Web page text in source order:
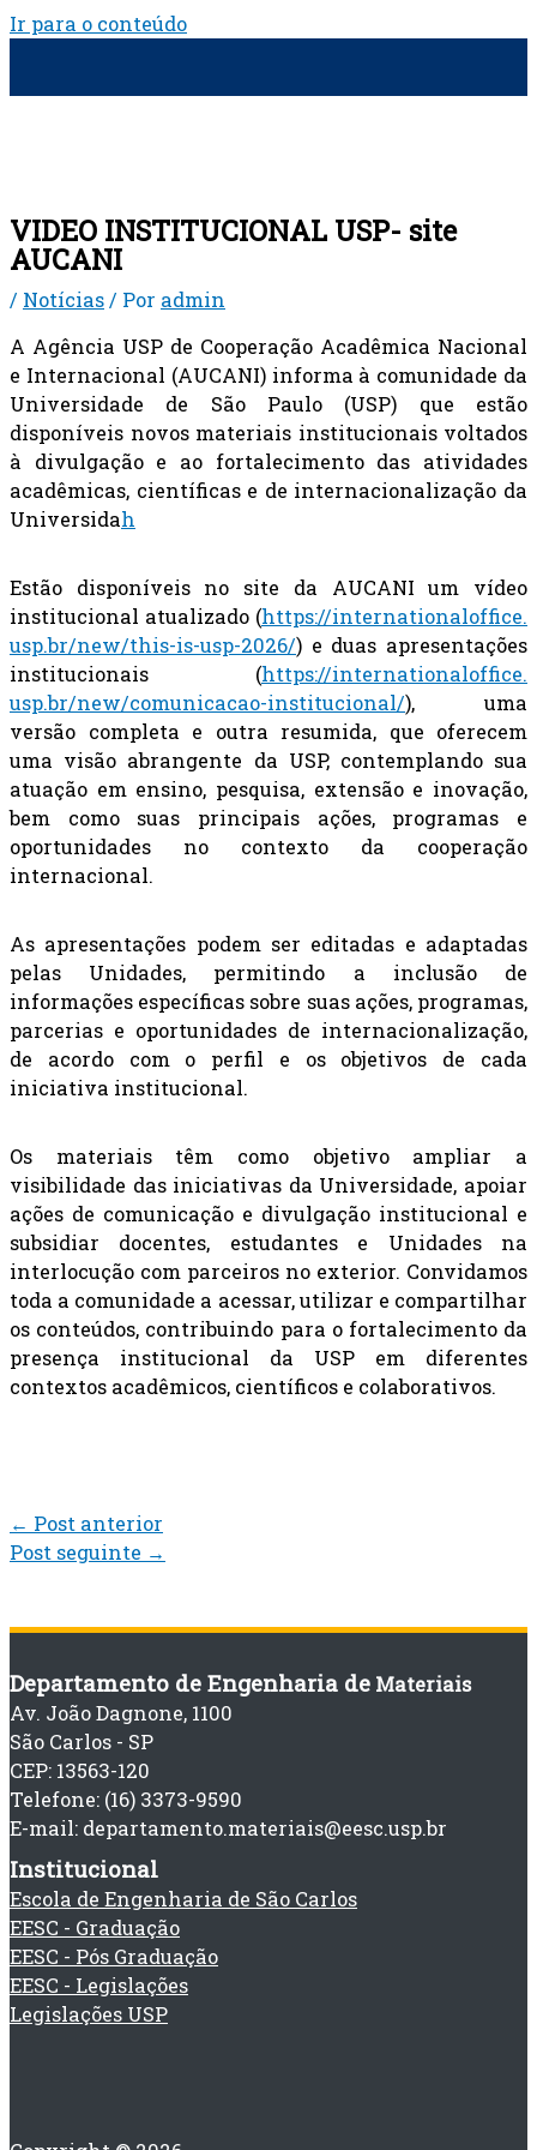
Ir para o conteúdo
VIDEO INSTITUCIONAL USP- site
AUCANI
/ Notícias / Por admin
A Agência USP de Cooperação Acadêmica Nacional
e Internacional (AUCANI) informa à comunidade da
Universidade de São Paulo (USP) que estão
disponíveis novos materiais institucionais voltados
à divulgação e ao fortalecimento das atividades
acadêmicas, científicas e de internacionalização da
Universidah
Estão disponíveis no site da AUCANI um vídeo
institucional atualizado (https://internationaloffice.
usp.br/new/this-is-usp-2026/) e duas apresentações
institucionais (https://internationaloffice.
usp.br/new/comunicacao-institucional/), uma
versão completa e outra resumida, que oferecem
uma visão abrangente da USP, contemplando sua
atuação em ensino, pesquisa, extensão e inovação,
bem como suas principais ações, programas e
oportunidades no contexto da cooperação
internacional.
As apresentações podem ser editadas e adaptadas
pelas Unidades, permitindo a inclusão de
informações específicas sobre suas ações, programas,
parcerias e oportunidades de internacionalização,
de acordo com o perfil e os objetivos de cada
iniciativa institucional.
Os materiais têm como objetivo ampliar a
visibilidade das iniciativas da Universidade, apoiar
ações de comunicação e divulgação institucional e
subsidiar docentes, estudantes e Unidades na
interlocução com parceiros no exterior. Convidamos
toda a comunidade a acessar, utilizar e compartilhar
os conteúdos, contribuindo para o fortalecimento da
presença institucional da USP em diferentes
contextos acadêmicos, científicos e colaborativos.
← Post anterior
Post seguinte →
Departamento de Engenharia de Materiais
Av. João Dagnone, 1100
São Carlos - SP
CEP: 13563-120
Telefone: (16) 3373-9590
E-mail: departamento.materiais@eesc.usp.br
Institucional
Escola de Engenharia de São Carlos
EESC - Graduação
EESC - Pós Graduação
EESC - Legislações
Legislações USP